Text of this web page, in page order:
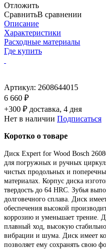
Отложить
СравнитьВ сравнении
Описание
Характеристики
Расходные материалы
Где купить
Артикул: 2608644015
6 660 ₽
+300 ₽ доставка, 4 дня
Нет в наличии Подписаться
Коротко о товаре
Диск Expert for Wood Bosch
для погружных и ручных
чистых продольных и
материалах. Корпус диска
твердость до 64 HRC. Зубья
долговечного сплава. Диск
обеспечения высокой
коррозию и уменьшает трение.
плавный ход, высокую
вибрации и шума. Диск имеет
позволяет ему сохранять свою